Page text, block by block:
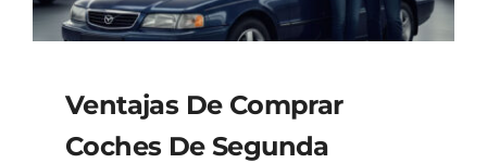
Ventajas De Comprar
Coches De Segunda